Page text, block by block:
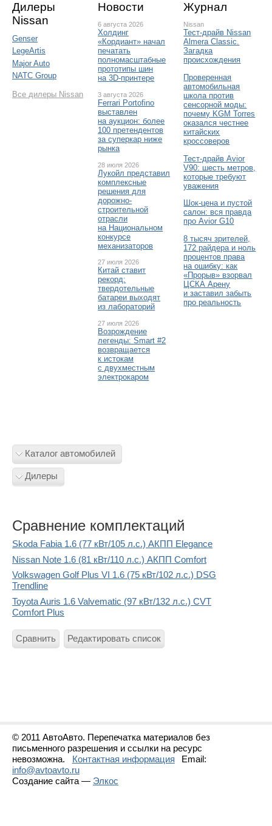
Дилеры
Nissan
Genser
LegeArtis
Major Auto
NATC Group
Все дилеры Nissan
Новости
6 августа 2026
Холдинг
«Кордиант» начал
печатать
полномасштабные
прототипы шин
на 3D-принтере
3 августа 2026
Ferrari Portofino
выставлен
на аукцион: более
100 претендентов
за суперкар ниже
рынка
28 июля 2026
Лукойл представил
комплексные
решения для
дорожно-
строительной
отрасли
на Национальном
конкурсе
механизаторов
27 июля 2026
Китай ставит
рекорд:
твердотельные
батареи выходят
из лабораторий
27 июля 2026
Возрождение
легенды: Smart #2
возвращается
к истокам
с двухместным
электрокаром
Журнал
Nissan
Тест-драйв Nissan
Almera Classic.
Загадка
происхождения
Проверенная
автомобильная
школа против
сенсорной моды:
почему KGM Torres
оказался честнее
китайских
кроссоверов
Тест-драйв Avior
V90: шесть метров,
которые требуют
уважения
Шок-цена и пустой
салон: вся правда
про Avior G10
8 тысяч зрителей,
172 райдера и ноль
процентов права
на ошибку: как
«Прорыв» взорвал
ЦСКА Арену
и заставил забыть
про реальность
Каталог автомобилей
Дилеры
Сравнение комплектаций
Skoda Fabia 1.6 (77 кВт/105 л.с.) АКПП Elegance
Nissan Note 1.6 (81 кВт/110 л.с.) АКПП Comfort
Volkswagen Golf Plus VI 1.6 (75 кВт/102 л.с.) DSG
Trendline
Toyota Auris 1.6 Valvematic (97 кВт/132 л.с.) CVT
Comfort Plus
Сравнить Редактировать список
© 2011 АвтоАвто. Перепечатка материалов без
письменного разрешения и ссылки на ресурс
невозможна.
Контактная информация
Email:
info@avtoavto.ru
Создание сайта — Элкос